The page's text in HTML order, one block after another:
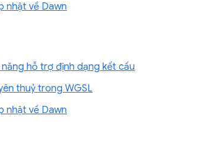
nhật về Dawn
hỗ trợ định dạng kết cấu
thuỷ trong WGSL
nhật về Dawn